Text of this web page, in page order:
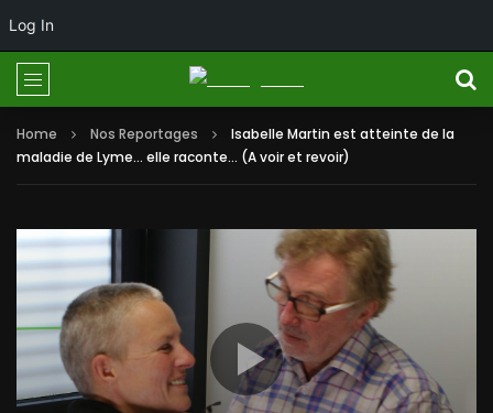
Log In
Home Nos Reportages
Isabelle Martin est atteinte de la
maladie de Lyme… elle raconte… (A voir et revoir)